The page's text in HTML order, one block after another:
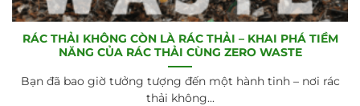
RÁC THẢI KHÔNG CÒN LÀ RÁC THẢI – KHAI PHÁ TIỀM
NĂNG CỦA RÁC THẢI CÙNG ZERO WASTE
Bạn đã bao giờ tưởng tượng đến một hành tinh – nơi rác
thải không...